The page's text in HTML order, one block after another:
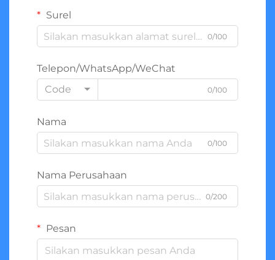
Surel
0/100
Telepon/WhatsApp/WeChat
Code
0/100
Nama
0/100
Nama Perusahaan
0/200
Pesan